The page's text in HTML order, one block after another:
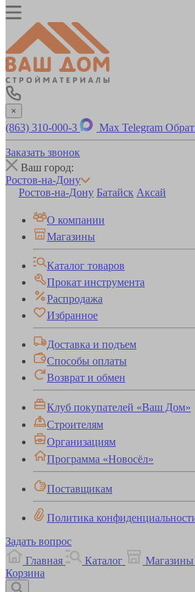
×
(863) 310-000-3 Max Telegram
Заказать звонок
Ваш город:
Ростов-на-Дону
Ростов-на-Дону Батайск Аксай
О компании
Магазины
Каталог товаров
Прокат инструмента
Распродажа
Избранное
Доставка и подъем
Способы оплаты
Возврат и обмен
Клуб покупателей «Ваш Дом»
Строителям
Организациям
Программа «Новосёл»
Поставщикам
Политика
Задать вопрос
Главная
Каталог Магазины
Корзина